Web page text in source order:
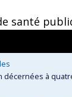
santé
décernées à